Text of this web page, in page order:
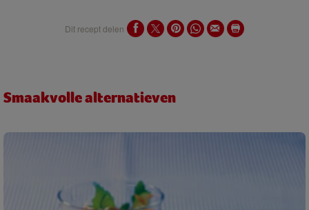
Dit recept delen
Smaakvolle alternatieven